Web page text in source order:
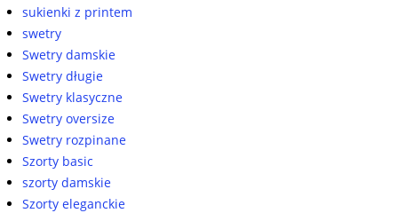
sukienki z printem
swetry
Swetry damskie
Swetry długie
Swetry klasyczne
Swetry oversize
Swetry rozpinane
Szorty basic
szorty damskie
Szorty eleganckie